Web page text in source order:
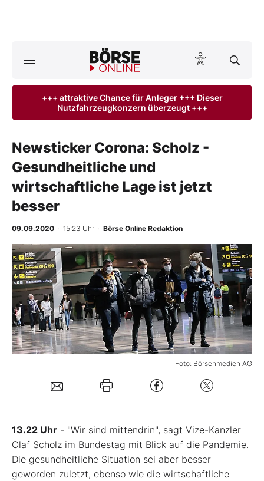
ktuelle Ausgabe BÖRSE ONLINE lesen
Anlageprodukte
Finanz-Check
BO-Musterdepots
Experten
Mein B:O
Mein Konto
+++ attraktive Chance für Anleger +++ Dieser
Nutzfahrzeugkonzern überzeugt +++
Newsticker Corona: Scholz -
Gesundheitliche und
wirtschaftliche Lage ist jetzt
besser
09.09.2020 · 15:23 Uhr · Börse Online Redaktion
Foto: Börsenmedien AG
-%
13.22 Uhr - "Wir sind mittendrin", sagt Vize-Kanzler
Olaf Scholz im Bundestag mit Blick auf die Pandemie.
Die gesundheitliche Situation sei aber besser
geworden zuletzt, ebenso wie die wirtschaftliche